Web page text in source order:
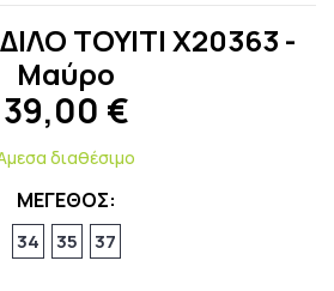
ΤΟΥΙΤΙ Χ20363 -
Μαύρο
39,00 €
διαθέσιμο
ΜΕΓΕΘΟΣ:
34 35 37